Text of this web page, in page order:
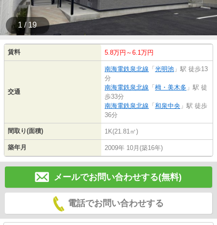
1 / 19
賃料 5.8万円～6.1万円
交通
南海電鉄泉北線 「 光明池 」駅 徒歩13
分
南海電鉄泉北線 「 栂・美木多 」駅 徒
歩33分
南海電鉄泉北線 「 和泉中央 」駅 徒歩
36分
間取り(面積) 1K(21.81㎡)
築年月 2009年 10月(築16年)
メールでお問い合わせする(無料)
電話でお問い合わせする